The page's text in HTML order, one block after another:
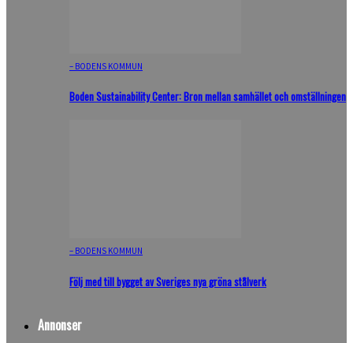
– BODENS KOMMUN
Boden Sustainability Center: Bron mellan samhället och omställningen
– BODENS KOMMUN
Följ med till bygget av Sveriges nya gröna stålverk
Annonser